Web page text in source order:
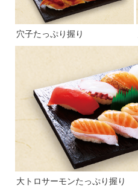
穴子たっぷり握り
大トロサーモンたっぷり握り